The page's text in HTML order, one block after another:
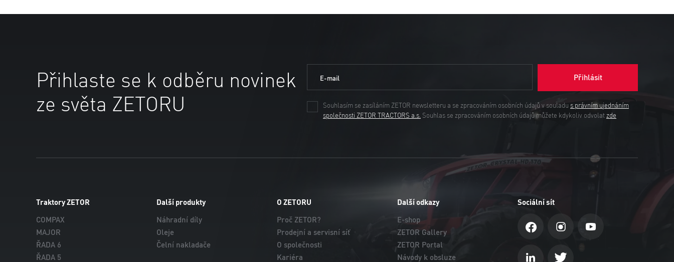
Přihlaste se k odběru novinek
ze světa ZETORU
E-mail Přihlásit
Souhlasím se zasíláním ZETOR newsletteru a se zpracováním osobních údajů v souladu s právním ujednáním
společnosti ZETOR TRACTORS a.s. Souhlas se zpracováním osobních údajů můžete kdykoliv odvolat zde
Traktory ZETOR
COMPAX
MAJOR
ŘADA 6
ŘADA 5
Další produkty
Náhradní díly
Oleje
Čelní nakladače
O ZETORU
Proč ZETOR?
Prodejní a servisní síť
O společnosti
Kariéra
Další odkazy
E-shop
ZETOR Gallery
ZETOR Portal
Návody k obsluze
Sociální sít